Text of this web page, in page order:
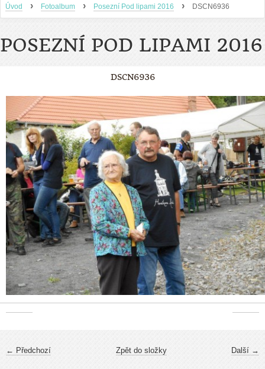
Úvod › Fotoalbum › Posezní Pod lipami 2016 › DSCN6936
POSEZNÍ POD LIPAMI 2016
DSCN6936
← Předchozí Další →
Zpět do složky